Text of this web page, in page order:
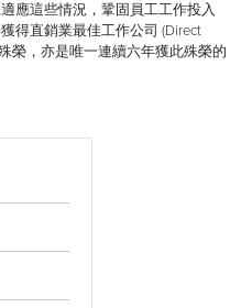
應這些情況，鞏固員工工作投入
得直銷業最佳工作公司 (Direct
榮，亦是唯一連續六年獲此殊榮的